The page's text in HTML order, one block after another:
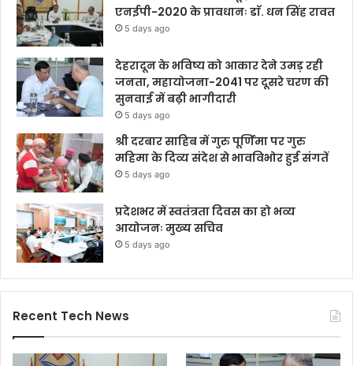
एनईपी-2020 के प्रावधानः डाॅ. धन सिंह रावत
5 days ago
देहरादून के भविष्य को आकार देने उमड़ रही
जनता, महायोजना-2041 पर दूसरे चरण की
सुनवाई में बढ़ी भागीदारी
5 days ago
श्री दरबार साहिब में गुरु पूर्णिमा पर गुरु
महिमा के दिव्य संदेश से भावविभोर हुई संगतें
5 days ago
प्रदेशभर में स्वतंत्रता दिवस का हो भव्य
आयोजनः मुख्य सचिव
5 days ago
Recent Tech News